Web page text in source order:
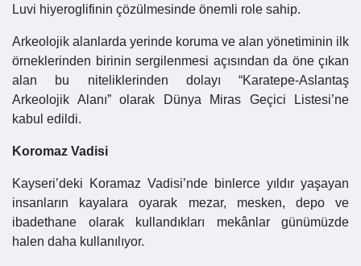
Luvi hiyeroglifinin çözülmesinde önemli role sahip.
Arkeolojik alanlarda yerinde koruma ve alan yönetiminin ilk
örneklerinden birinin sergilenmesi açısından da öne çıkan
alan bu niteliklerinden dolayı “Karatepe-Aslantaş
Arkeolojik Alanı” olarak Dünya Miras Geçici Listesi’ne
kabul edildi.
Koromaz Vadisi
Kayseri’deki Koramaz Vadisi’nde binlerce yıldır yaşayan
insanların kayalara oyarak mezar, mesken, depo ve
ibadethane olarak kullandıkları mekânlar günümüzde
halen daha kullanılıyor.